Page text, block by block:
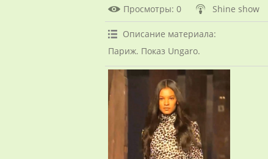
Просмотры: 0 Shine show
Описание материала:
Париж. Показ Ungaro.